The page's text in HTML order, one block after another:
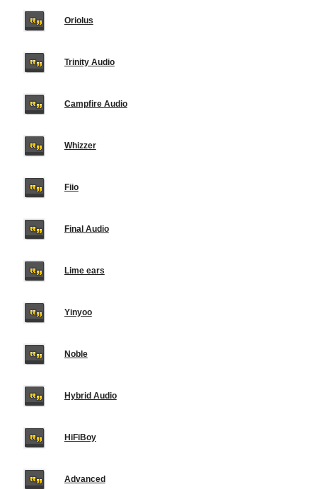
Oriolus
Trinity Audio
Campfire Audio
Whizzer
Fiio
Final Audio
Lime ears
Yinyoo
Noble
Hybrid Audio
HiFiBoy
Advanced